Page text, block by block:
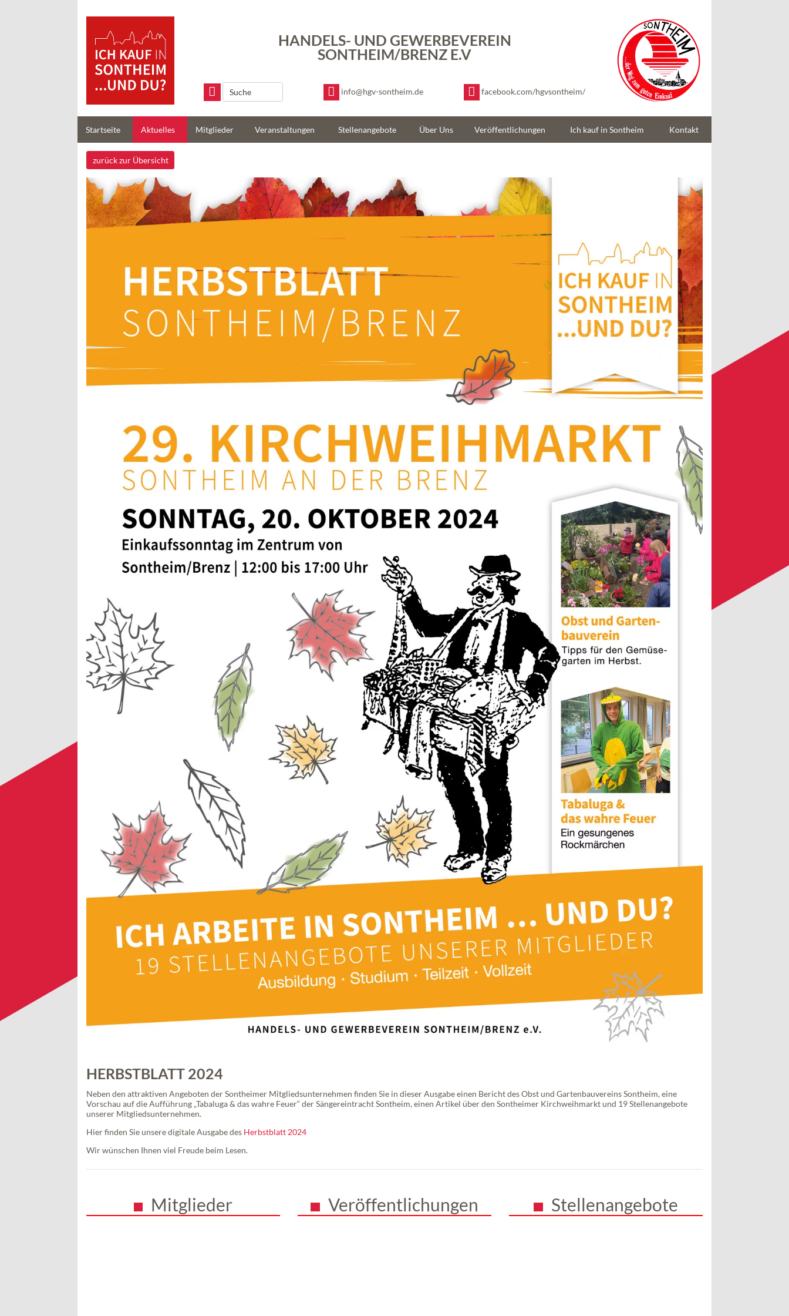
Gewerbeverein
Sontheim/Brenz e.V
HANDELS- UND GEWERBEVEREIN
SONTHEIM/BRENZ E.V
info@hgv-sontheim.de facebook.com/hgvsontheim/
Handels- und
Gewerbeverein
Sontheim/Brenz e.V
Startseite Aktuelles Mitglieder Veranstaltungen Stellenangebote Über Uns Veröffentlichungen Ich kauf in Sontheim Kontakt
zurück zur Übersicht
HERBSTBLATT 2024
Neben den attraktiven Angeboten der Sontheimer Mitgliedsunternehmen finden Sie in dieser Ausgabe einen Bericht des Obst und Gartenbauvereins Sontheim, eine
Vorschau auf die Aufführung „Tabaluga & das wahre Feuer“ der Sängereintracht Sontheim, einen Artikel über den Sontheimer Kirchweihmarkt und 19 Stellenangebote
unserer Mitgliedsunternehmen.
Hier finden Sie unsere digitale Ausgabe des Herbstblatt 2024
Wir wünschen Ihnen viel Freude beim Lesen.
Mitglieder Veröffentlichungen Stellenangebote